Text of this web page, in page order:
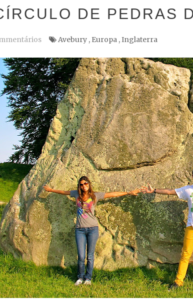
DE PEDRAS
Avebury , Europa ,Inglaterra